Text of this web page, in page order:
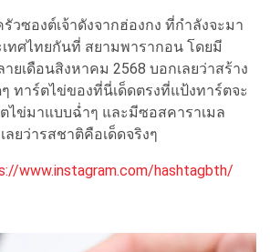
วซองต์เจ้าดังจากฮ่องกง ที่กำลังจะมา
ทศไทยกันที่ สยามพารากอน โดยมี
ยเดือนสิงหาคม 2568 บอกเลยว่าสร้าง
ทาร์ตไข่ของที่นี่เด็ดตรงที่แป้งทาร์ตจะ
ไข่มาแบบฉ่ำๆ และมีซอสคาราเมล
ลยว่ารสชาติคือเด็ดจริงๆ
www.instagram.com/hashtagbth/